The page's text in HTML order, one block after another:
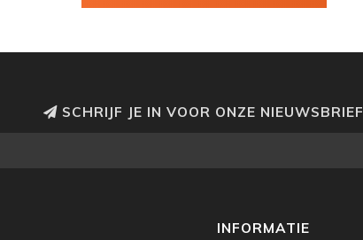
SCHRIJF JE IN VOOR ONZE NIEUWSBRIEF
INFORMATIE